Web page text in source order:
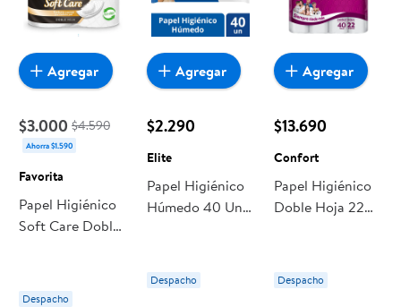
$3.000 $4.590
Ahorra $1.590
Favorita
Papel Higiénico
Soft Care Doble
Despacho
Agregar
$2.290
Elite
Papel Higiénico
Húmedo 40 Un
Despacho
Agregar
$13.690
Confort
Papel Higiénico
Doble Hoja 22
Despacho
Agregar